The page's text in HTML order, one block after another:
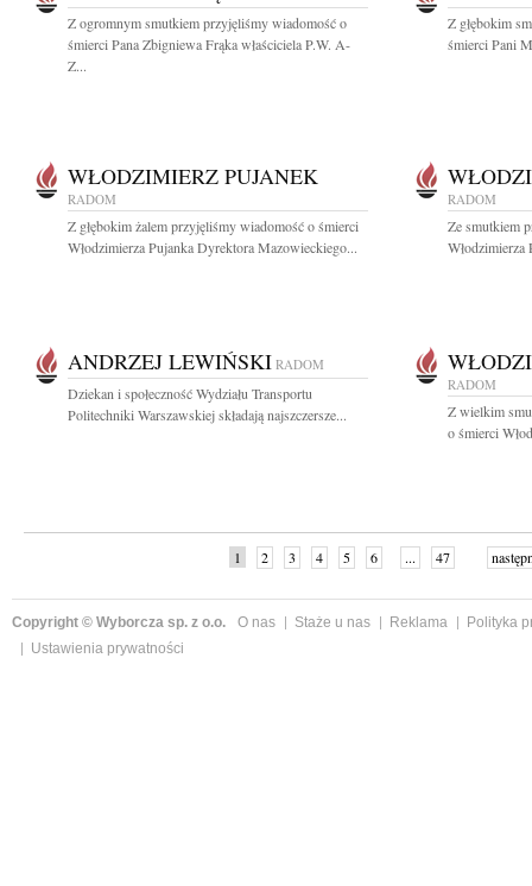
Z ogromnym smutkiem przyjęliśmy wiadomość o
śmierci Pana Zbigniewa Frąka właściciela P.W. A-
Z...
Z głębokim
śmierci Pani
WŁODZIMIERZ PUJANEK
RADOM
Z głębokim żalem przyjęliśmy wiadomość o śmierci
Włodzimierza Pujanka Dyrektora Mazowieckiego...
RADOM
Ze smutkiem
ANDRZEJ LEWIŃSKI RADOM
Dziekan i społeczność Wydziału Transportu
Politechniki Warszawskiej składają najszczersze...
RADOM
Z wielkim
o śmierci
1 2 3 4 5 6 ... 47
Copyright © Wyborcza sp. z o.o. O nas Staże u nas Reklama
Polityka
Ustawienia prywatności